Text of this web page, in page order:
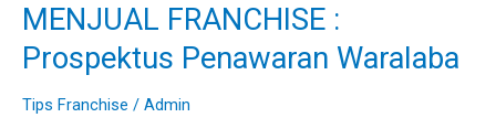
MENJUAL FRANCHISE :
Prospektus Penawaran Waralaba
Tips Franchise / Admin